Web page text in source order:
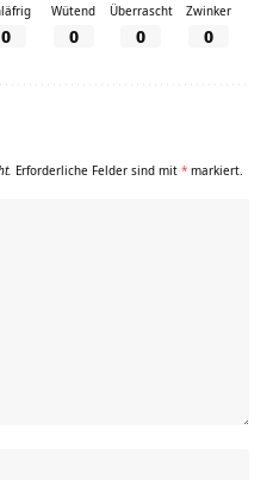
0
Wütend
0
Überrascht
0
Zwinker
0
Erforderliche Felder sind mit * markiert.